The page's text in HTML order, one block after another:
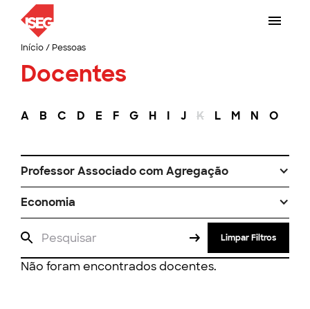
Início/ Pessoas
Docentes
A B C D E F G H I J K L M N O
Professor Associado com Agregação
Economia
Limpar Filtros
Não foram encontrados docentes.